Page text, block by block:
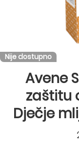
Nije dostupno
Avene
zaštitu
Dječje